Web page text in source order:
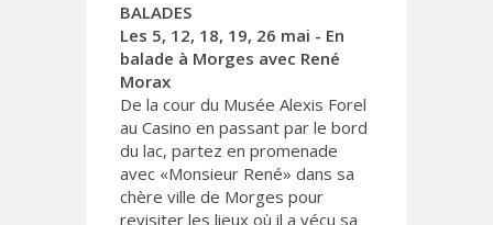
BALADES
Les 5, 12, 18, 19, 26 mai - En
balade à Morges avec René
Morax
De la cour du Musée Alexis Forel
au Casino en passant par le bord
du lac, partez en promenade
avec «Monsieur René» dans sa
chère ville de Morges pour
revisiter les lieux où il a vécu sa